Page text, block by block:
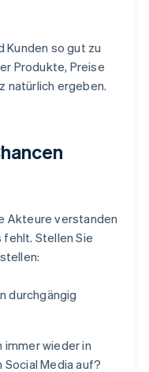
Kunden so gut zu
Produkte, Preise
natürlich ergeben.
Akteure verstanden
fehlt. Stellen Sie
durchgängig
immer wieder in
Media auf?